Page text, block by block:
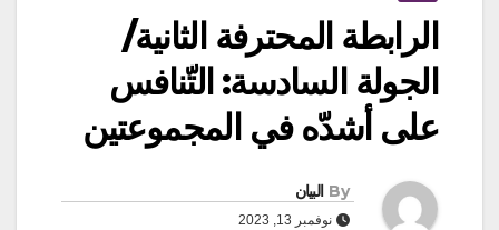
الرابطة المحترفة الثانية/
الجولة السادسة: التّنافس
على أشدّه في المجموعتين
By البيان
نوفمبر 13, 2023